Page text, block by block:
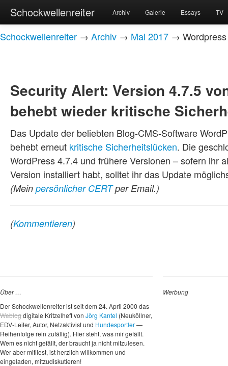
Schockwellenreiter Archiv Galerie Essays TV
Schockwellenreiter → Archiv → Mai 2017 → Wordpress
Security Alert: Version 4.7.5
behebt wieder kritische
Das Update der beliebten Blog-CMS-Software
behebt erneut kritische Sicherheitslücken. Die
WordPress 4.7.4 und frühere Versionen – sofern ihr
Version installiert habt, solltet ihr das Update
(Mein persönlicher CERTper Email.)
(Kommentieren)
Über …
Der Schockwellenreiter ist seit dem 24. April 2000 das
Weblogdigitale Kritzelheft von Jörg Kantel (Neuköllner,
EDV-Leiter, Autor, Netzaktivist und Hundesportler—
Reihenfolge rein zufällig). Hier steht, was mir gefällt.
Wem es nicht gefällt, der braucht ja nicht mitzulesen.
Wer aber mitliest, ist herzlich willkommen und
eingeladen, mitzudiskutieren!
Werbung